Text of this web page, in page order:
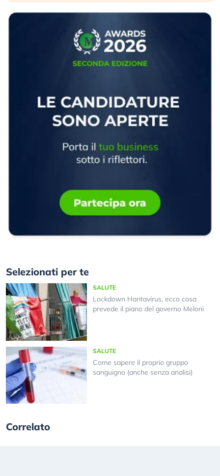
Selezionati per te
SALUTE
Lockdown Hantavirus, ecco cosa
prevede il piano del governo Meloni
SALUTE
Come sapere il proprio gruppo
sanguigno (anche senza analisi)
Correlato